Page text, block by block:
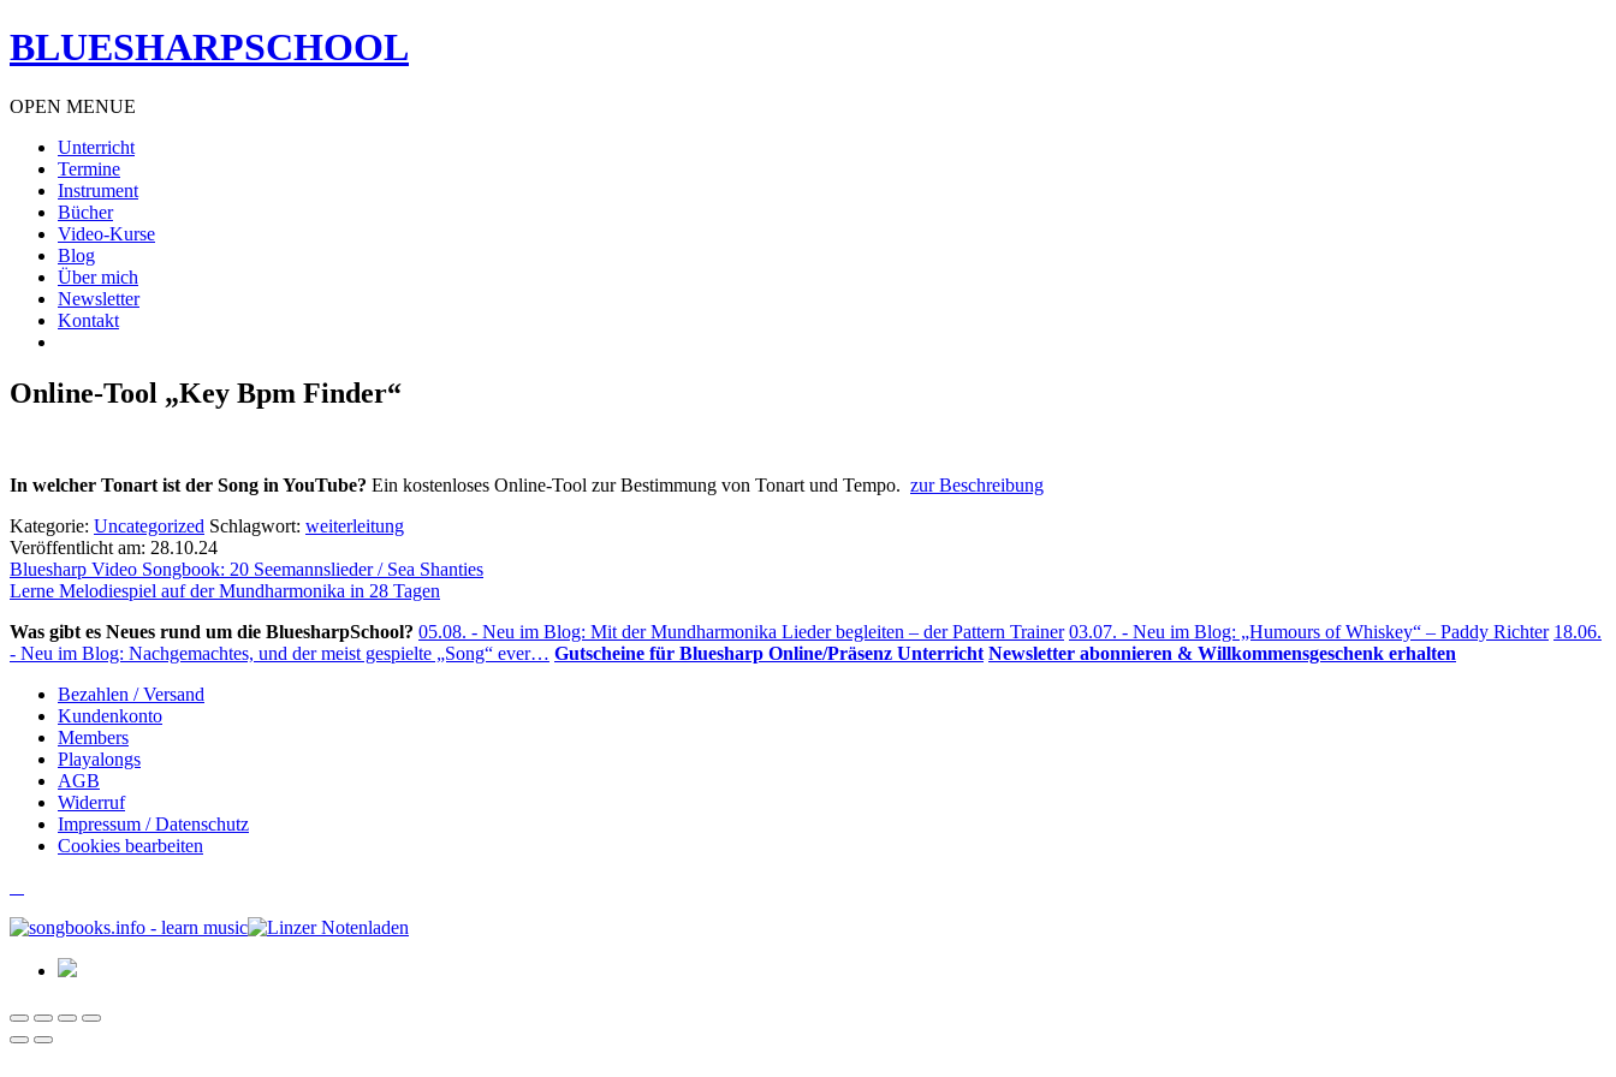
BLUESHARPSCHOOL
OPEN MENUE
Unterricht
Termine
Instrument
Bücher
Video-Kurse
Blog
Über mich
Newsletter
Kontakt
Online-Tool „Key Bpm Finder“
In welcher Tonart ist der Song in YouTube? Ein kostenloses Online-Tool zur Bestimmung von Tonart und Tempo. zur Beschreibung
Kategorie: Uncategorized Schlagwort: weiterleitung
Veröffentlicht am: 28.10.24
Beitragsnavigation
Bluesharp Video Songbook: 20 Seemannslieder / Sea Shanties
Lerne Melodiespiel auf der Mundharmonika in 28 Tagen
Was gibt es Neues rund um die BluesharpSchool? 05.08. - Neu im Blog: Mit der Mundharmonika Lieder begleiten – der Pattern Trainer 03.07. - Neu im Blog: „Humours of Whiskey“ – Paddy Richter 18.06.
- Neu im Blog: Nachgemachtes, und der meist gespielte „Song“ ever… Gutscheine für Bluesharp Online/Präsenz Unterricht Newsletter abonnieren & Willkommensgeschenk erhalten
Bezahlen / Versand
Kundenkonto
Members
Playalongs
AGB
Widerruf
Impressum / Datenschutz
Cookies bearbeiten